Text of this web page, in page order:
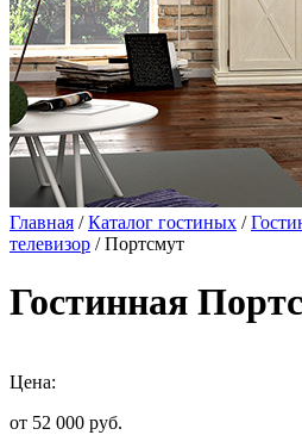
Главная /Каталог гостиных /
телевизор / Портсмут
Гостинная
Цена:
от 52 000 руб.